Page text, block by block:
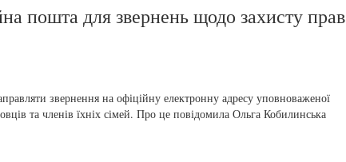
пошта для звернень щодо захисту прав
звернення на офіційну електронну адресу уповноваженої
та членів їхніх сімей. Про це повідомила Ольга Кобилинська